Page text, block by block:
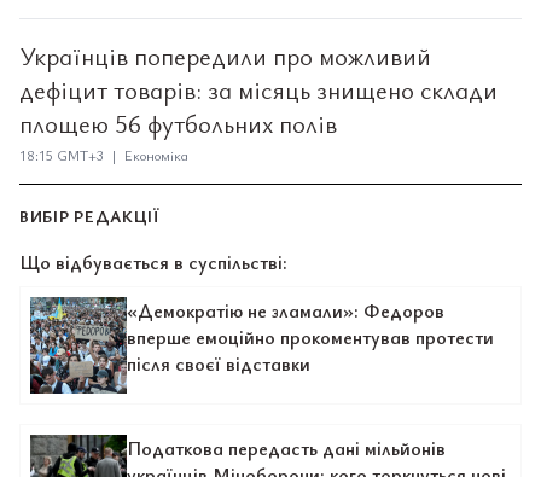
Українців попередили про можливий
дефіцит товарів: за місяць знищено склади
площею 56 футбольних полів
18:15 GMT+3 | Економіка
ВИБІР РЕДАКЦІЇ
Що відбувається в суспільстві:
«Демократію не зламали»: Федоров
вперше емоційно прокоментував протести
після своєї відставки
Податкова передасть дані мільйонів